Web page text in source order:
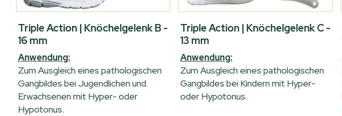
Triple Action | Knöchelgelenk B -
16 mm
Anwendung:
Zum Ausgleich eines pathologischen
Gangbildes bei Jugendlichen und
Erwachsenen mit Hyper- oder
Hypotonus.
Triple Action | Knöchelgelenk C -
13 mm
Anwendung:
Zum Ausgleich eines pathologischen
Gangbildes bei Kindern mit Hyper-
oder Hypotonus.